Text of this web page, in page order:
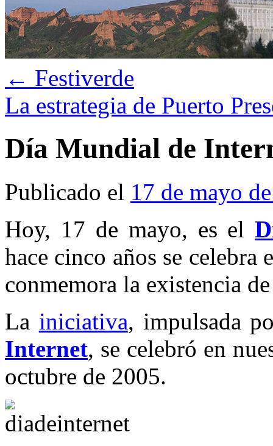
← Festiverde
La estrategia de Puerto
Día Mundial de
Publicado el 17 de mayo
Hoy, 17 de mayo, es el
hace cinco años se celebra
conmemora la existencia
La iniciativa, impulsada
Internet, se celebró en
octubre de 2005.